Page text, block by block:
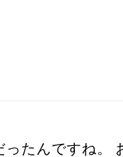
たんですね。